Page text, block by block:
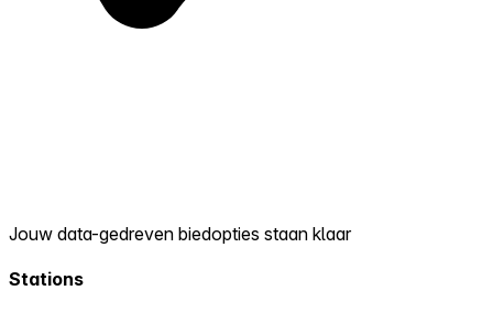
Jouw data-gedreven biedopties staan klaar
Stations